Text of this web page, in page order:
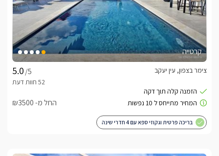
קרטייה
/5
צימר בצפון, עין יעקב
החל מ- ₪3500
בריכה פרטית וגקוזי ספא עם 4 חדרי שינה